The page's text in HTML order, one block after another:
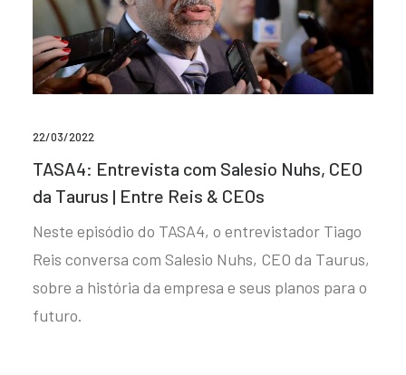
22/03/2022
TASA4: Entrevista com Salesio Nuhs, CEO
da Taurus | Entre Reis & CEOs
Neste episódio do TASA4, o entrevistador Tiago
Reis conversa com Salesio Nuhs, CEO da Taurus,
sobre a história da empresa e seus planos para o
futuro.